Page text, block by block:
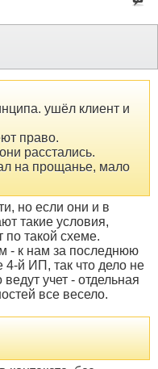
ушёл клиент и
право.
расстались.
на прощанье, мало
но если они и в
такие условия,
по такой схеме.
- к нам за последнюю
й ИП, так что дело не
учет - отдельная
все весело.